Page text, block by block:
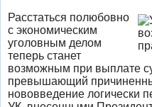
Расстаться полюбовно
с экономическим
уголовным делом
теперь станет
возможным при выплате
превышающий
нововведение логически